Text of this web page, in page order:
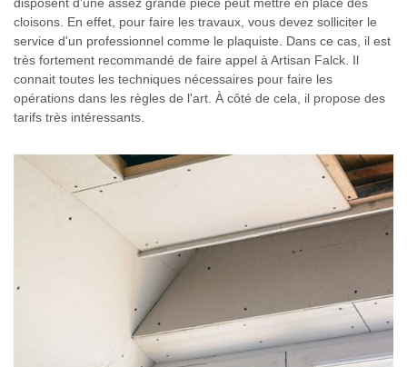
cloisons. En effet, pour faire les travaux, vous devez solliciter le
service d'un professionnel comme le plaquiste. Dans ce cas, il est
très fortement recommandé de faire appel à Artisan Falck. Il
connait toutes les techniques nécessaires pour faire les
opérations dans les règles de l'art. À côté de cela, il propose des
tarifs très intéressants.